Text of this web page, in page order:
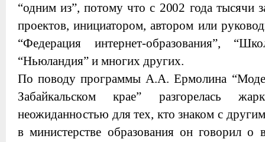
“одним из”, потому что с 2002 года тысячи
проектов, инициатором, автором или
“Федерация интернет-образования”,
“Ньюландия” и многих других.
По поводу программы А.А. Ермолина
Забайкальском крае” разгорелась
неожиданностью для тех, кто знаком с
в министерстве образования он говорил о